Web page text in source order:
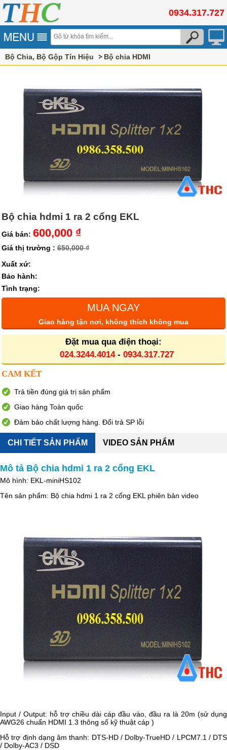
0934.317.727
Bộ Chia, Bộ Gộp Tín Hiệu Bộ chia HDMI
Bộ chia hdmi 1 ra 2 cổng EKL
Giá bán: 600,000 ₫
Giá thị trường : 650,000 ₫
Xuất xứ:
Bảo hành:
Tình trạng:
MUA NGAY
Giao hàng tận nơi, không thích không mua
Đặt mua qua điện thoại:
024.3244.4014- 0934.317.727
CAM KẾT
Trả tiền đúng giá trị sản phẩm
Giao hàng Toàn quốc
Đảm bảo chất lượng hàng. Đổi trả SP lỗi
CHI TIẾT SẢN PHẨM VIDEO SẢN PHẨM
Mô tả Bộ chia hdmi 1 ra 2 cổng EKL
Mô hình: EKL-miniHS102
Tên sản phẩm: Bộ chia hdmi 1 ra 2 cổng EKL phiên bản video
Input / Output: hỗ trợ chiều dài cáp đầu vào, đầu ra là 20m (sử dụng
AWG26 chuẩn HDMI 1.3 thông số kỹ thuật cáp )
Hỗ trợ định dạng âm thanh: DTS-HD / Dolby-TrueHD / LPCM7.1 / DTS
/ Dolby-AC3 / DSD